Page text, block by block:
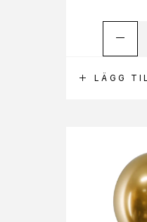
LÄGG